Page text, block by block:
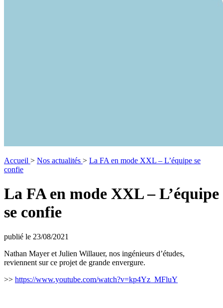
Accueil > Nos actualités > La FA en mode XXL – L’équipe se
confie
La FA en mode XXL – L’équipe
se confie
publié le 23/08/2021
Nathan Mayer et Julien Willauer, nos ingénieurs d’études,
reviennent sur ce projet de grande envergure.
>> https://www.youtube.com/watch?v=kp4Yz_MFluY